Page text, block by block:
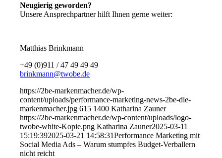
Neugierig geworden?
Unsere Ansprechpartner hilft Ihnen gerne weiter:
Matthias Brinkmann
+49 (0)911 / 47 49 49 49
brinkmann@twobe.de
https://2be-markenmacher.de/wp-
content/uploads/performance-marketing-news-2be-die-
markenmacher.jpg 615 1400 Katharina Zauner
https://2be-markenmacher.de/wp-content/uploads/logo-
twobe-white-Kopie.png Katharina Zauner2025-03-11
15:19:392025-03-21 14:58:31Performance Marketing mit
Social Media Ads – Warum stumpfes Budget-Verballern
nicht reicht